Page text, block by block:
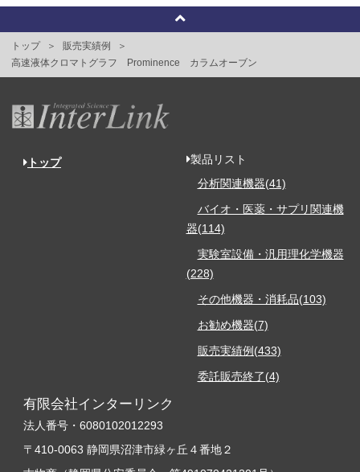
トップ
販売実績例
高速液体クロマトグラフ Prominence カラムオーブン
トップ
製品リスト
分析関連機器(41)
バイオ・医薬・サプリ関連機
器(114)
実験室設備・汎用理化学機器
(228)
その他機器・消耗品(103)
お勧め機器(7)
販売実績例(433)
委託販売終了(4)
有限会社インターリンク
法人番号・6080102012293
〒410-0063 静岡県沼津市緑ヶ丘４番地２